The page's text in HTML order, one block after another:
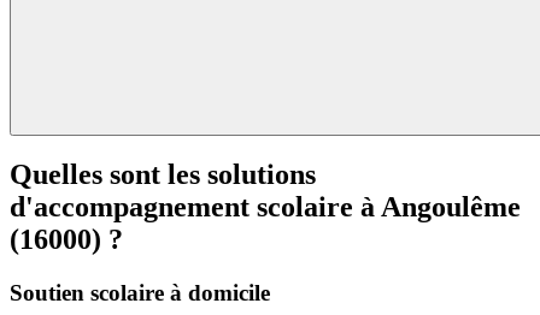
Quelles sont les solutions
d'accompagnement scolaire à Angoulême
(16000) ?
Soutien scolaire à domicile